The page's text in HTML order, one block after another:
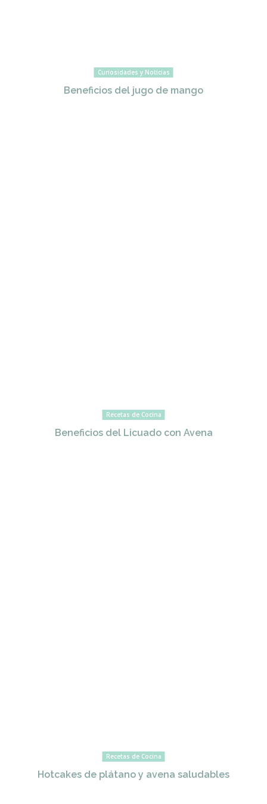
Curiosidades y Noticias
Beneficios del jugo de mango
Recetas de Cocina
Beneficios del Licuado con Avena
Recetas de Cocina
Hotcakes de plátano y avena saludables